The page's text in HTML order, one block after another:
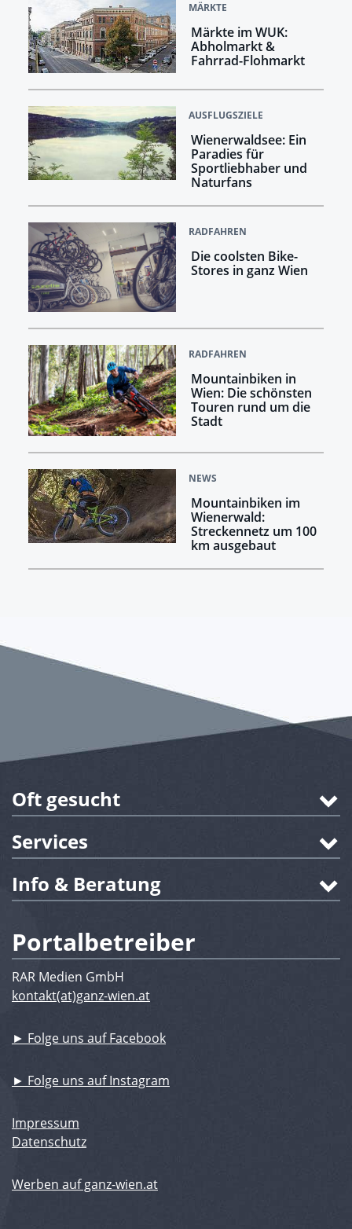
MÄRKTE
Märkte im WUK:
Abholmarkt &
Fahrrad-Flohmarkt
AUSFLUGSZIELE
Wienerwaldsee: Ein
Paradies für
Sportliebhaber und
Naturfans
RADFAHREN
Die coolsten Bike-
Stores in ganz Wien
RADFAHREN
Mountainbiken in
Wien: Die schönsten
Touren rund um die
Stadt
NEWS
Mountainbiken im
Wienerwald:
Streckennetz um 100
km ausgebaut
Oft gesucht
Services
Info & Beratung
Portalbetreiber
RAR Medien GmbH
kontakt(at)ganz-wien.at
► Folge uns auf Facebook
► Folge uns auf Instagram
Impressum
Datenschutz
Werben auf ganz-wien.at